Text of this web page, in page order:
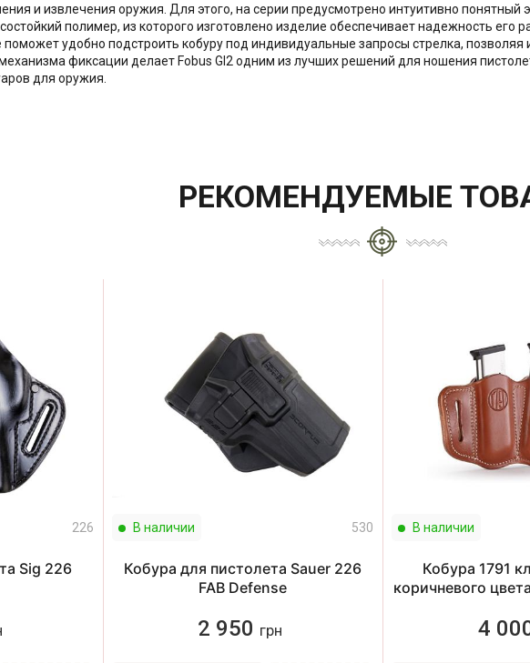
и извлечения оружия. Для этого, на серии предусмотрено интуитивно понятный
полимер, из которого изготовлено изделие обеспечивает надежность его
поможет удобно подстроить кобуру под индивидуальные запросы стрелка,
фиксации делает Fobus Gl2 одним из лучших решений для ношения
для оружия.
РЕКОМЕНДУЕМЫЕ
226
Sig 226
В наличии 530
Кобура для пистолета Sauer 226
FAB Defense
2 950 грн
В наличии
Кобура 1791
коричневого
4